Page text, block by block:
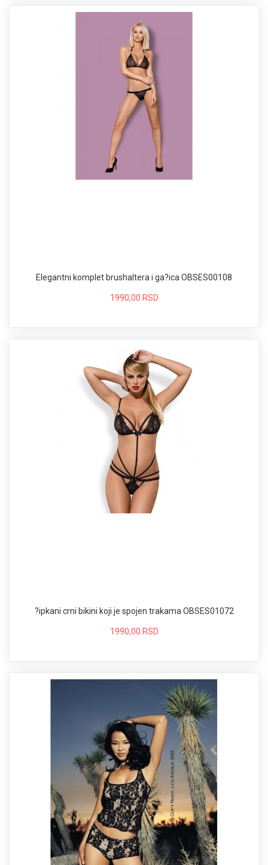
Elegantni komplet brushaltera i ga?ica OBSES00108
1990,00 RSD
?ipkani crni bikini koji je spojen trakama OBSES01072
1990,00 RSD